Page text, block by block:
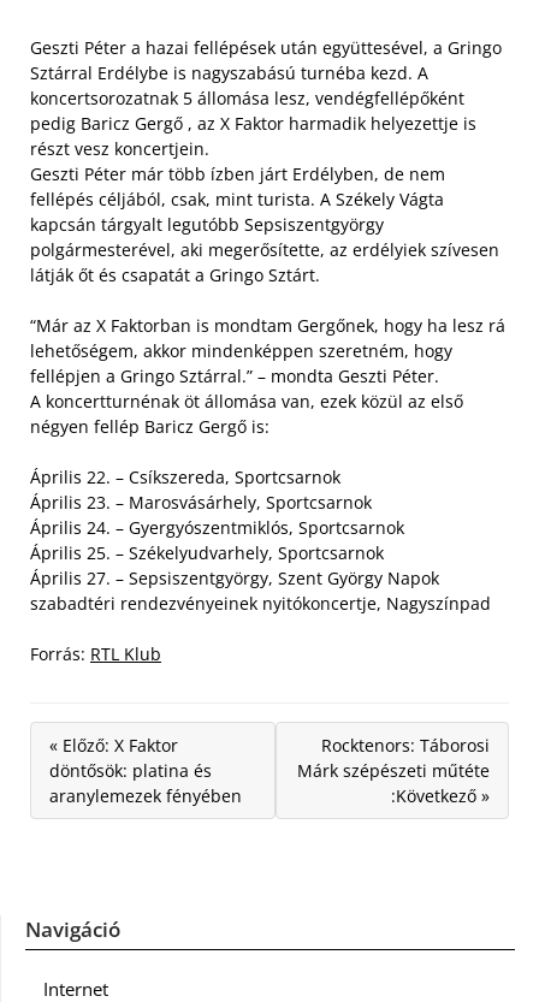
Geszti Péter a hazai fellépések után együttesével, a Gringo
Sztárral Erdélybe is nagyszabású turnéba kezd. A
koncertsorozatnak 5 állomása lesz, vendégfellépőként
pedig Baricz Gergő , az X Faktor harmadik helyezettje is
részt vesz koncertjein.
Geszti Péter már több ízben járt Erdélyben, de nem
fellépés céljából, csak, mint turista. A Székely Vágta
kapcsán tárgyalt legutóbb Sepsiszentgyörgy
polgármesterével, aki megerősítette, az erdélyiek szívesen
látják őt és csapatát a Gringo Sztárt.
“Már az X Faktorban is mondtam Gergőnek, hogy ha lesz rá
lehetőségem, akkor mindenképpen szeretném, hogy
fellépjen a Gringo Sztárral.” – mondta Geszti Péter.
A koncertturnénak öt állomása van, ezek közül az első
négyen fellép Baricz Gergő is:
Április 22. – Csíkszereda, Sportcsarnok
Április 23. – Marosvásárhely, Sportcsarnok
Április 24. – Gyergyószentmiklós, Sportcsarnok
Április 25. – Székelyudvarhely, Sportcsarnok
Április 27. – Sepsiszentgyörgy, Szent György Napok
szabadtéri rendezvényeinek nyitókoncertje, Nagyszínpad
Forrás: RTL Klub
« Előző: X Faktor
döntősök: platina és
aranylemezek fényében
Rocktenors: Táborosi
Márk szépészeti műtéte
:Következő »
Navigáció
Internet